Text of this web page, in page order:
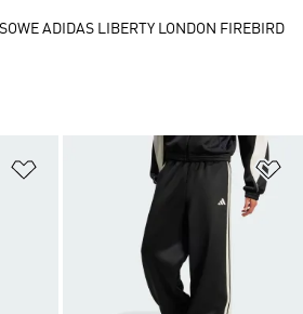
Dodaj do listy życzeń
ADIDAS LIBERTY LONDON FIREBIRD